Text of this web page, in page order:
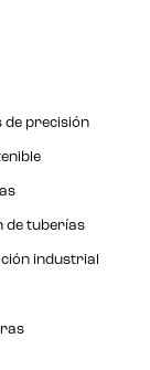
de precisión
de tuberías
industrial